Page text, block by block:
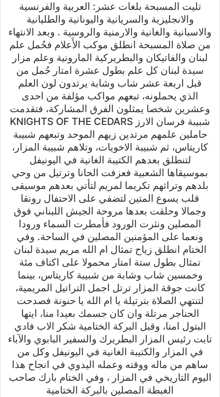
تليت المسبحة بلغات عشر: العربية والفرنسية
والانجليزية والسريانية واليونانية والطليانية
والاسبانية والغانية والارمنية والروسية . وبعد الانتهاء
من صلاة المسبحة انطلق موكب الأَعلام فحُمل علم
لبنان والفاتيكان والبطريركية المارونية وعلم مزار
سيدة لبنان كل علم بطول عشرة امتار حُمل من
قبل اربعة عشر شاب وشابة يرتدون لون العلم
الذي يحملونه، تبعهم مواكب مؤلفة من احدى
وعشرين شخصا يمثلون الفرق المشاركة، فتقدمت
شبيبة فرسان الارز KNIGHTS OF THE CEDARS
حاملين علمهم مرتدين زيهم الموحد وتبعهم شبيبة
كاريتاس، ثم شبيبة الاخويات، وتلاهم شبيبة المزار،
لتنطلق بعدهم الكتيبة الغانية في اليونيفل
بموسيقاها الشعبية فعزفت الحانا وترتيل من وحي
بلدهم وتراثهم تكريما لمريم لتأتي بعدهم موسيقى
قلب يسوع المتين لتضفي على الاحتفال رونقا
وجمالا وحلقت بعدها مروحة الجيش اللبناني فوق
المصلين ونثرت الورود فأمطرت السماء ورودا
ونعما على المؤمنين المصلين في الساحة. وفي
الختام انطلق زياح تمثال ام الله مريم سيدة لبنان
تمثال بطول ستة امتار محمولا على اكتاف مئة
وخمسين شاب وشابة من شبيبة كاريتاس، بينما
كانت جوقة المزار ترتل اجمل التراتيل المريمية،
لتنتهي الصلاة بترتيلة يا ام الله يا حنونة فصدحت
الحناجر مرتلة وان كان جسمك بعيدا منا، ايتها
البتول امنا، وقبل البركة الختامية شكر الاب فادي
تابت رئيس المزار البطريرك والسفير البابوي والآباء
في المزار والكتيبة الغانية في اليونيفل وكل من
ساهم من ماله ووقته وعمله اليدوي في انجاح هذا
اليوم التاريخي في المزار ، وفي الختام بارك صاحب
الغبطة المصلين بالبركة الختامية